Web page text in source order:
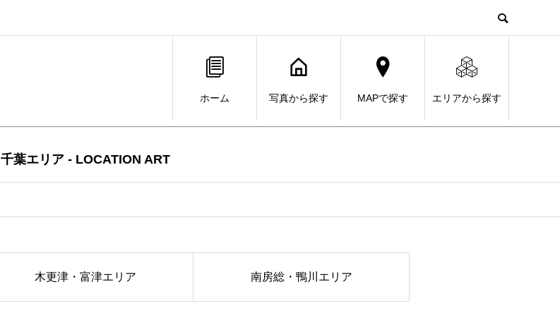
ホーム 写真から探す MAPで探す エリアから探す
千葉エリア - LOCATION ART
木更津・富津エリア 南房総・鴨川エリア